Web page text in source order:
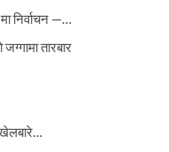
निर्वाचन —…
तारबार